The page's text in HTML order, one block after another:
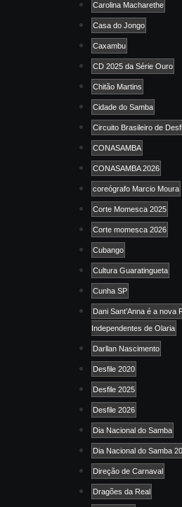
Carolina Macharethe
Casa do Jongo
Caxambu
CD 2025 da Série Ouro
Chitão Martins
Cidade do Samba
Circuito Brasileiro de
CONASAMBA
CONASAMBA 2026
coreógrafo Marcio Moura
Corte Momesca 2025
Corte momesca 2026
Cubango
Cultura Guaratingueta
Cunha SP
Dani Sant’Anna é a nova
Independentes de Olaria
Darllan Nascimento
Desfile 2020
Desfile 2025
Desfile 2026
Dia Nacional do Samba
Dia Nacional do Samba
Direção de Carnaval
Dragões da Real